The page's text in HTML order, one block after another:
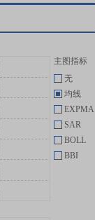
主图指标
无
均线
EXPMA
SAR
BOLL
BBI